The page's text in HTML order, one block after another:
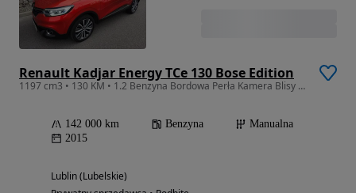
Renault Kadjar Energy TCe 130 Bose Edition
1197 cm3 • 130 KM • 1.2 Benzyna Bordowa Perła Kamera Blisy Full Led Serwis ASO
142 000 km Benzyna
Manualna
2015
Lublin (Lubelskie)